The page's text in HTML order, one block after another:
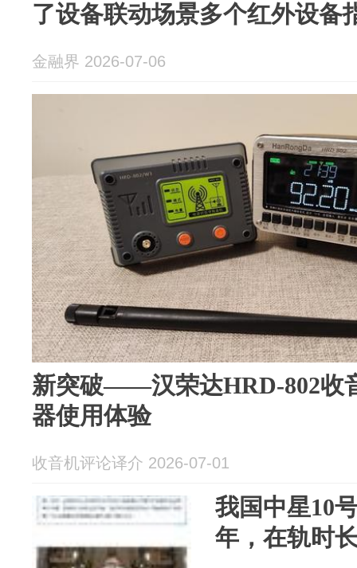
了设备联动场景多个红外设备
金融界 2026-07-06
新突破——汉荣达HRD-802收
器使用体验
收音机评论译介 2026-07-01
我国中星10
年，在轨时